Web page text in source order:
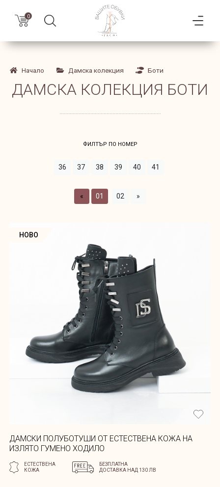
0
Начало Дамска колекция Боти
ДАМСКА КОЛЕКЦИЯ БОТИ
ФИЛТЪР ПО НОМЕР
36 37 38 39 40 41
« 01 02 »
НОВО
ДАМСКИ ПОЛУБОТУШИ ОТ ЕСТЕСТВЕНА КОЖА НА
ИЗЛЯТО ГУМЕНО ХОДИЛО
ЕСТЕСТВЕНА
КОЖА
БЕЗПЛАТНА
ДОСТАВКА НАД 130 ЛВ